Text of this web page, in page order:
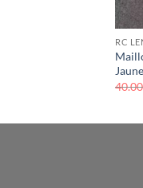
RC
40.00